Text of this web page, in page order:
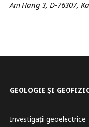
Am Hang 3, D-76307,
GEOLOGIE ȘI
Investigații geoelectrice